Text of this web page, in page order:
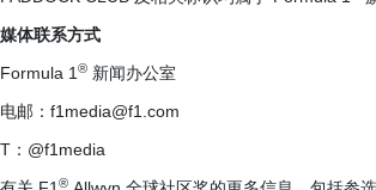
媒体联系方式
Formula 1 ® 新闻办公室
电邮：f1media@f1.com
T：@f1media
®